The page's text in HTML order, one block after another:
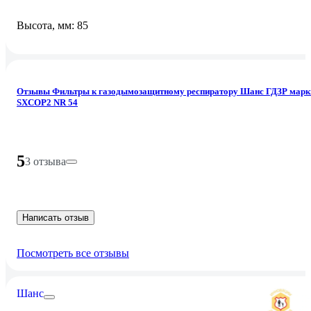
Высота, мм: 85
Отзывы Фильтры к газодымозащитному респиратору Шанс ГДЗР
SXCOP2 NR 54
53 отзыва
Написать отзыв
Посмотреть все отзывы
Шанс